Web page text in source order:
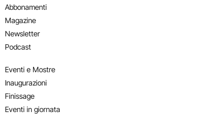
Abbonamenti
Magazine
Newsletter
Podcast
Eventi e Mostre
Inaugurazioni
Finissage
Eventi in giornata